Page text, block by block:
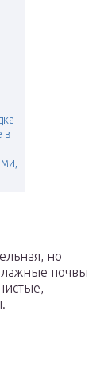
в
но
почвы